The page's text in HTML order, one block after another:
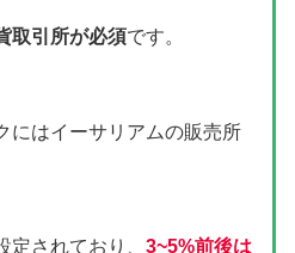
取引所が必須です。
にはイーサリアムの販売所
定されており、 3~5%前後は